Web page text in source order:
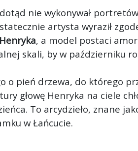
nie wykonywał
artysta wyraził
, a model postaci
skali, by w październiku
o pień drzewa, do którego
głowę Henryka na ciele
To arcydzieło, znane
w Łańcucie.